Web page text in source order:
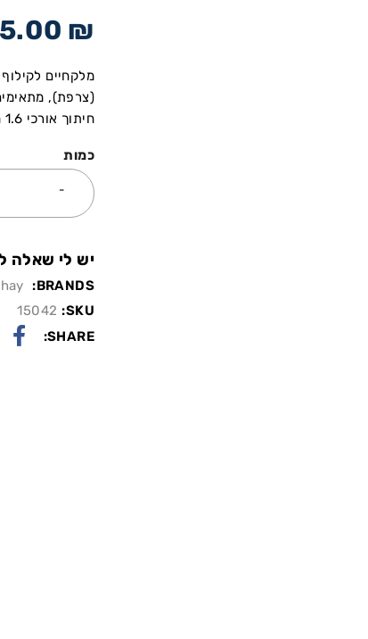
₪
חיתוך אורכי 1.6 מ”מ, מיועדים לכבלי מתח נמוך ובינוני.
כמות
יש לי שאלה
BRANDS:
SKU:
15042
SHARE: